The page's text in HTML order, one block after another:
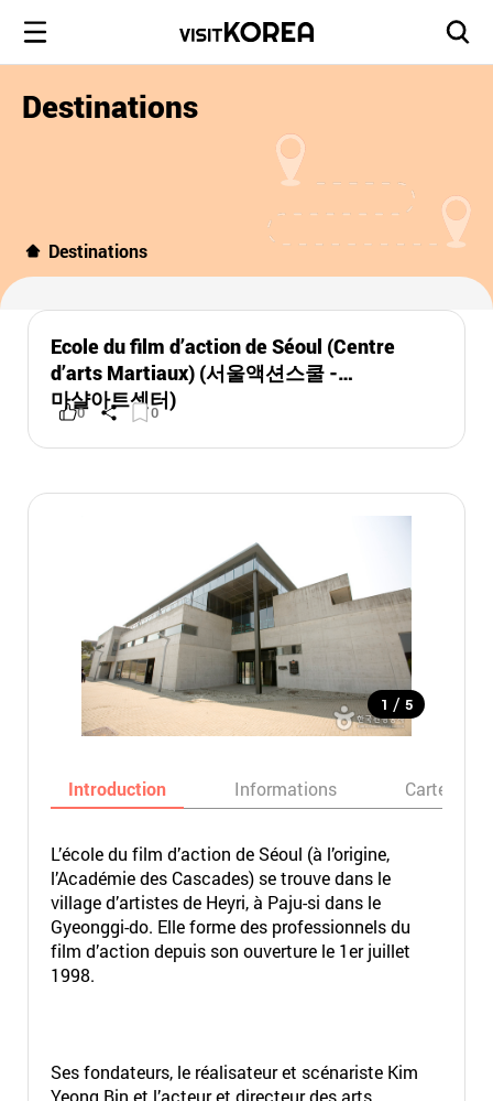
Destinations
Destinations
Ecole du film d’action de Séoul (Centre
d’arts Martiaux) (서울액션스쿨 -
마샬아트센터)
0 0
1 / 5
Introduction Informations Carte
L’école du film d’action de Séoul (à l’origine,
l’Académie des Cascades) se trouve dans le
village d’artistes de Heyri, à Paju-si dans le
Gyeonggi-do. Elle forme des professionnels du
film d’action depuis son ouverture le 1er juillet
1998.
Ses fondateurs, le réalisateur et scénariste Kim
Yeong Bin et l’acteur et directeur des arts